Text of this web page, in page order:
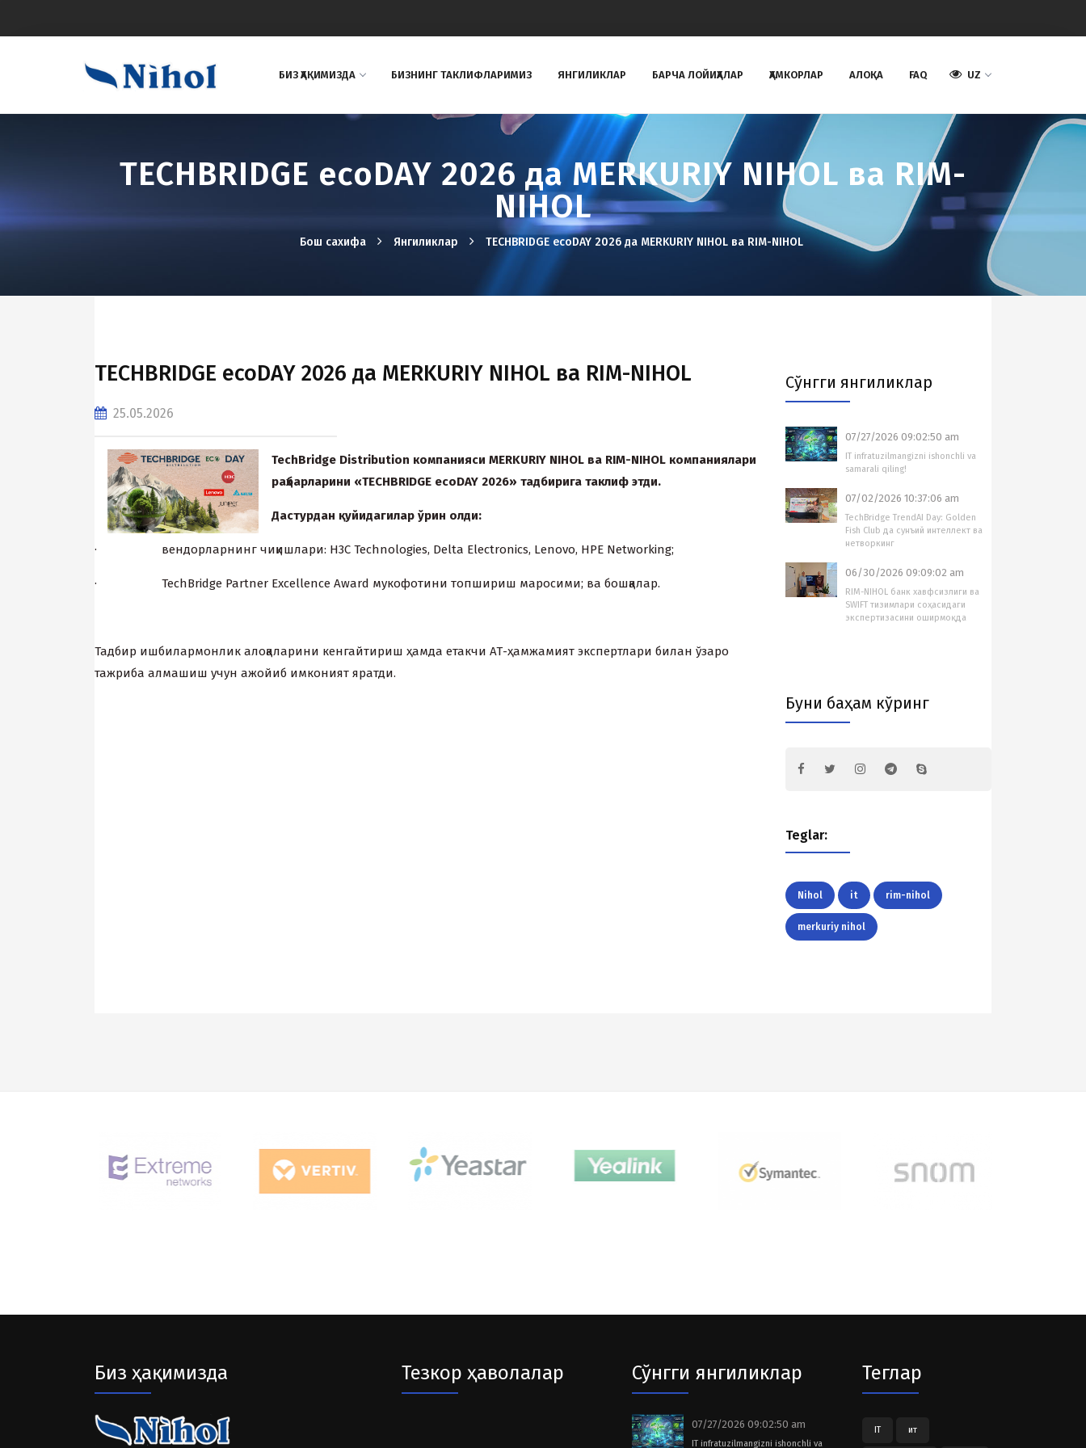
БИЗ ҲАҚИМИЗДА БИЗНИНГ ТAКЛИФЛAРИМИЗ ЯНГИЛИКЛАР БАРЧА ЛОЙИҲАЛАР ҲАМКОРЛАР AЛОҚА FAQ UZ
TECHBRIDGE ecoDAY 2026 да MERKURIY NIHOL ва RIM-
NIHOL
Бош сахифа Янгиликлар TECHBRIDGE ecoDAY 2026 да MERKURIY NIHOL ва RIM-NIHOL
TECHBRIDGE ecoDAY 2026 да MERKURIY NIHOL ва RIM-NIHOL
25.05.2026
TechBridge Distribution компанияси MERKURIY NIHOL ва RIM-NIHOL компаниялари
раҳбарларини «TECHBRIDGE ecoDAY 2026» тадбирига таклиф этди.
Дастурдан қуйидагилар ўрин олди:
· вендорларнинг чиқишлари: H3C Technologies, Delta Electronics, Lenovo, HPE Networking;
· TechBridge Partner Excellence Award мукофотини топшириш маросими; ва бошқалар.
Тадбир ишбилармонлик алоқаларини кенгайтириш ҳамда етакчи АТ-ҳамжамият экспертлари билан ўзаро
тажриба алмашиш учун ажойиб имконият яратди.
Cўнгги янгиликлар
07/27/2026 09:02:50 am
IT infratuzilmangizni ishonchli va
samarali qiling!
07/02/2026 10:37:06 am
TechBridge TrendAI Day: Golden
Fish Club да сунъий интеллект ва
нетворкинг
06/30/2026 09:09:02 am
RIM-NIHOL банк хавфсизлиги ва
SWIFT тизимлари соҳасидаги
экспертизасини оширмоқда
Буни баҳам кўринг
Teglar:
Nihol it rim-nihol
merkuriy nihol
Биз ҳақимизда Тезкор ҳаволалар Сўнгги янгиликлар
07/27/2026 09:02:50 am
IT infratuzilmangizni ishonchli va
Теглар
IT ит